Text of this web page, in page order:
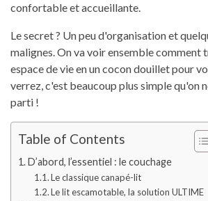
confortable et accueillante.
Le secret ? Un peu d'organisation et
malignes. On va voir ensemble comment
espace de vie en un cocon douillet pour
verrez, c'est beaucoup plus simple qu'on
parti !
Table of Contents
D’abord, l’essentiel : le couchage
Le classique canapé-lit
Le lit escamotable, la solution ULTIME